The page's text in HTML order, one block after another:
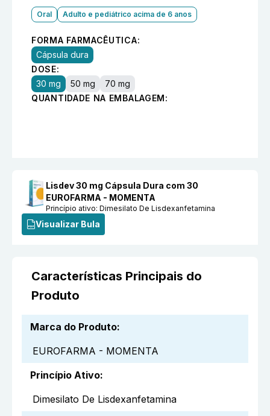
Oral Adulto e pediátrico acima de 6 anos
FORMA FARMACÊUTICA:
Cápsula dura
DOSE:
30 mg
50 mg
70 mg
QUANTIDADE NA EMBALAGEM:
Lisdev 30 mg Cápsula Dura com 30
EUROFARMA - MOMENTA
Princípio ativo:Dimesilato De Lisdexanfetamina
Visualizar Bula
Características Principais do
Produto
Marca do Produto:
EUROFARMA - MOMENTA
Princípio Ativo:
Dimesilato De Lisdexanfetamina